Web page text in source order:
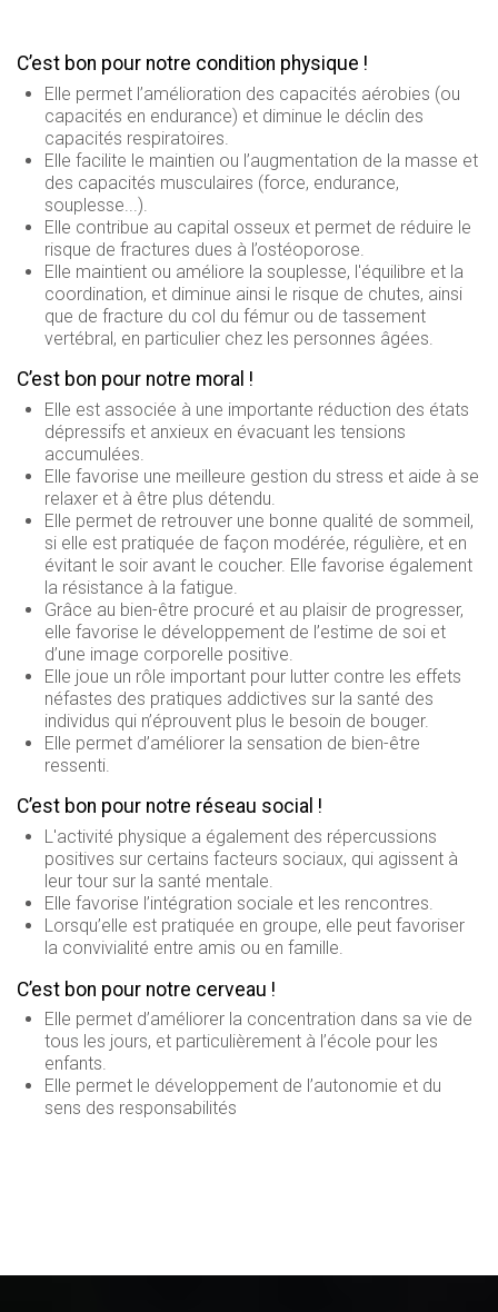
Tennis de table
Tir
Tir à l'arc
Triathlon
Voile
Volley
C’est bon pour notre condition physique !
Elle permet l’amélioration des capacités aérobies (ou
capacités en endurance) et diminue le déclin des
capacités respiratoires.
Elle facilite le maintien ou l’augmentation de la masse et
des capacités musculaires (force, endurance,
souplesse...).
Elle contribue au capital osseux et permet de réduire le
risque de fractures dues à l’ostéoporose.
Elle maintient ou améliore la souplesse, l'équilibre et la
coordination, et diminue ainsi le risque de chutes, ainsi
que de fracture du col du fémur ou de tassement
vertébral, en particulier chez les personnes âgées.
C’est bon pour notre moral !
Elle est associée à une importante réduction des états
dépressifs et anxieux en évacuant les tensions
accumulées.
Elle favorise une meilleure gestion du stress et aide à se
relaxer et à être plus détendu.
Elle permet de retrouver une bonne qualité de sommeil,
si elle est pratiquée de façon modérée, régulière, et en
évitant le soir avant le coucher. Elle favorise également
la résistance à la fatigue.
Grâce au bien-être procuré et au plaisir de progresser,
elle favorise le développement de l’estime de soi et
d’une image corporelle positive.
Elle joue un rôle important pour lutter contre les effets
néfastes des pratiques addictives sur la santé des
individus qui n’éprouvent plus le besoin de bouger.
Elle permet d’améliorer la sensation de bien-être
ressenti.
C’est bon pour notre réseau social !
L'activité physique a également des répercussions
positives sur certains facteurs sociaux, qui agissent à
leur tour sur la santé mentale.
Elle favorise l’intégration sociale et les rencontres.
Lorsqu’elle est pratiquée en groupe, elle peut favoriser
la convivialité entre amis ou en famille.
C’est bon pour notre cerveau !
Elle permet d’améliorer la concentration dans sa vie de
tous les jours, et particulièrement à l’école pour les
enfants.
Elle permet le développement de l’autonomie et du
sens des responsabilités